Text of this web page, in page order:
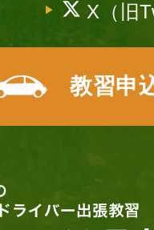
X（旧
教習申